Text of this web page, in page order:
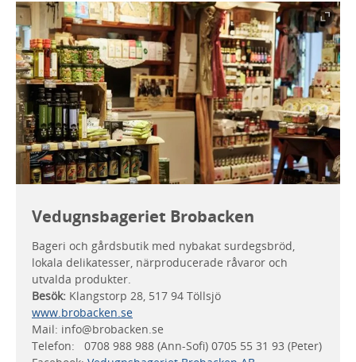
Vedugnsbageriet Brobacken
Bageri och gårdsbutik med nybakat surdegsbröd,
lokala delikatesser, närproducerade råvaror och
utvalda produkter.
Besök: Klangstorp 28, 517 94 Töllsjö
www.brobacken.se
Mail: info@brobacken.se
Telefon: 0708 988 988 (Ann-Sofi) 0705 55 31 93 (Peter)